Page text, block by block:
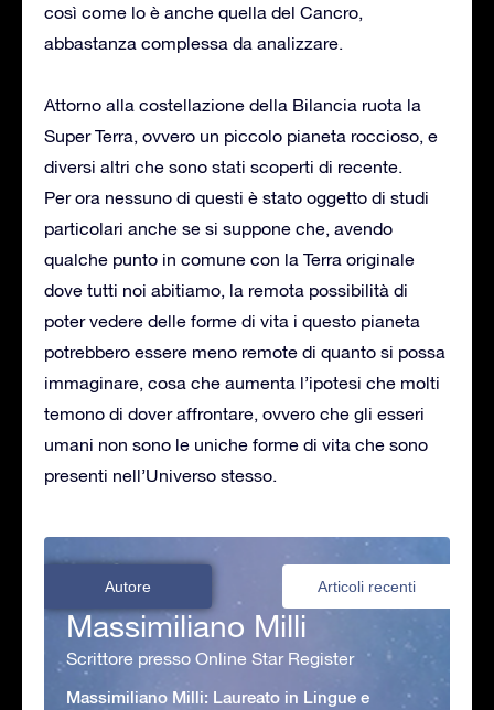
così come lo è anche quella del Cancro,
abbastanza complessa da analizzare.
Attorno alla costellazione della Bilancia ruota la
Super Terra, ovvero un piccolo pianeta roccioso, e
diversi altri che sono stati scoperti di recente.
Per ora nessuno di questi è stato oggetto di studi
particolari anche se si suppone che, avendo
qualche punto in comune con la Terra originale
dove tutti noi abitiamo, la remota possibilità di
poter vedere delle forme di vita i questo pianeta
potrebbero essere meno remote di quanto si possa
immaginare, cosa che aumenta l’ipotesi che molti
temono di dover affrontare, ovvero che gli esseri
umani non sono le uniche forme di vita che sono
presenti nell’Universo stesso.
Autore Articoli recenti
Massimiliano Milli
Scrittore presso Online Star Register
Massimiliano Milli: Laureato in Lingue e